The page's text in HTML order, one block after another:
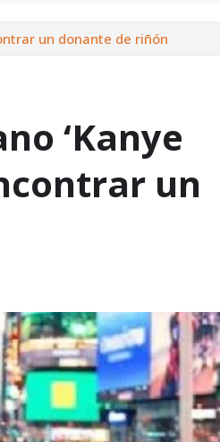
un donante de riñón
‘Kanye
un